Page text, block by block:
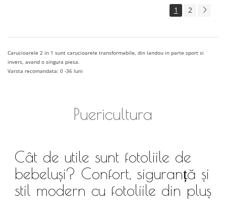
1 2
Carucioarele 2 in 1 sunt carucioarele transformabile, din landou in parte sport si
invers, avand o singura piesa.
Varsta recomandata: 0 -36 luni
Puericultura
Cât de utile sunt fotoliile de
bebeluși? Confort, siguranță și
stil modern cu fotoliile din pluș